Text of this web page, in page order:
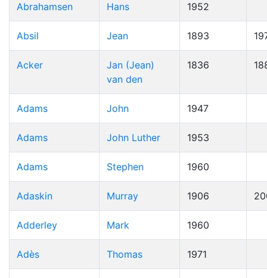
Abrahamsen Hans 1952
Absil Jean 1893
Acker
Jan (Jean)
van den
1836
Adams John 1947
Adams John Luther 1953
Adams Stephen 1960
Adaskin Murray 1906
Adderley Mark 1960
Adès Thomas 1971